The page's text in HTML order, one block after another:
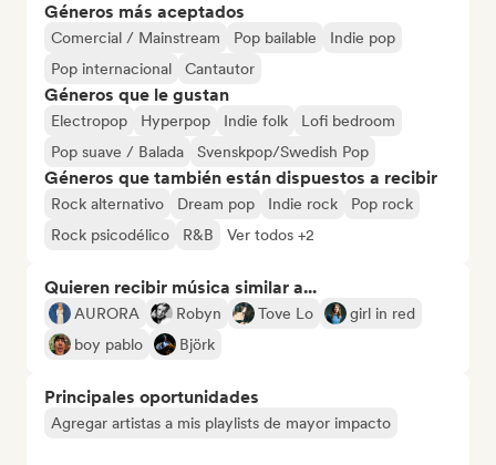
Géneros más aceptados
Comercial / Mainstream Pop bailable
Indie pop
Pop internacional
Cantautor
Géneros que le gustan
Electropop Hyperpop Indie folk
Lofi bedroom
Pop suave / Balada
Svenskpop/Swedish Pop
Géneros que también están dispuestos a recibir
Rock alternativo Dream pop Indie rock
Pop rock
Rock psicodélico
R&B Ver todos +2
Quieren recibir música similar a...
AURORA Robyn Tove Lo
girl in red
boy pablo
Björk
Principales oportunidades
Agregar artistas a mis playlists de mayor impacto